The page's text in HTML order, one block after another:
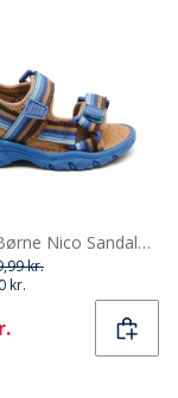
Bisgaard Børne Nico Sandaler Cobalt Mix
kr.
kr.